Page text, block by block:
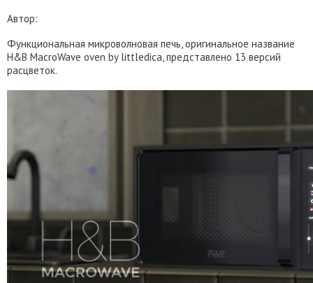
Автор:
Функциональная микроволновая печь, оригинальное название
H&B MacroWave oven by littledica, представлено 13 версий
расцветок.